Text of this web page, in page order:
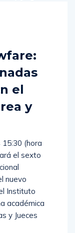
el
y
(hora
el sexto
nuevo
Instituto
académica
y Jueces